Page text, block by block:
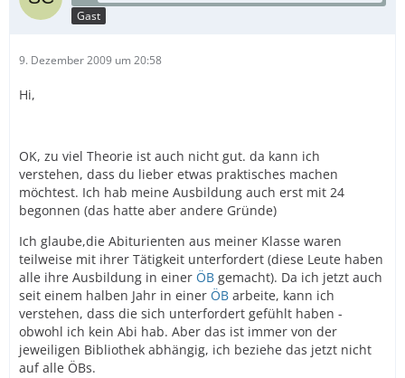
Gast
9. Dezember 2009 um 20:58
Hi,
OK, zu viel Theorie ist auch nicht gut. da kann ich
verstehen, dass du lieber etwas praktisches machen
möchtest. Ich hab meine Ausbildung auch erst mit 24
begonnen (das hatte aber andere Gründe)
Ich glaube,die Abiturienten aus meiner Klasse waren
teilweise mit ihrer Tätigkeit unterfordert (diese Leute haben
alle ihre Ausbildung in einer ÖB gemacht). Da ich jetzt auch
seit einem halben Jahr in einer ÖB arbeite, kann ich
verstehen, dass die sich unterfordert gefühlt haben -
obwohl ich kein Abi hab. Aber das ist immer von der
jeweiligen Bibliothek abhängig, ich beziehe das jetzt nicht
auf alle ÖBs.